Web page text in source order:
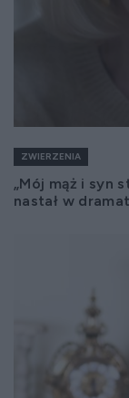
ZWIERZENIA
„Mój mąż i syn
nastał w